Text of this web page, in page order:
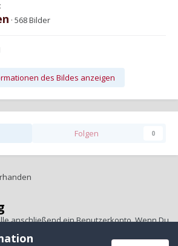
· 568 Bilder
des Bildes anzeigen
Folgen 0
anschließend ein Benutzerkonto. Wenn Du
melde Dich bitte an